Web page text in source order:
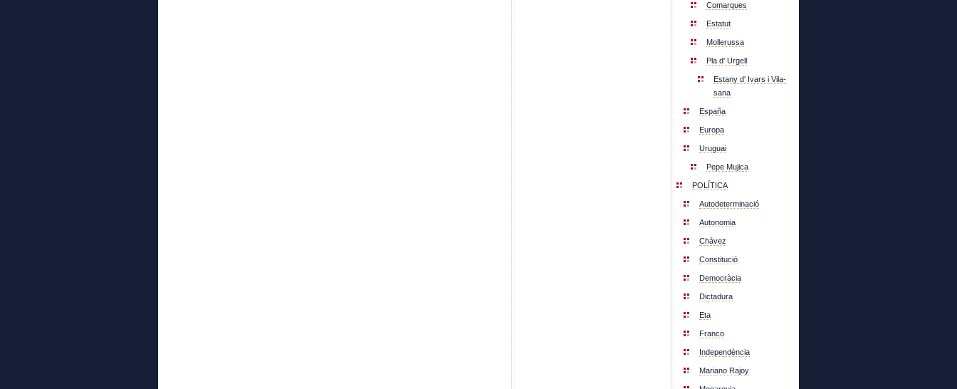
Comarques
Estatut
Mollerussa
Pla d' Urgell
Estany d' Ivars i Vila-
sana
España
Europa
Uruguai
Pepe Mujica
POLÍTICA
Autodeterminació
Autonomia
Chávez
Constitució
Democràcia
Dictadura
Eta
Franco
Independència
Mariano Rajoy